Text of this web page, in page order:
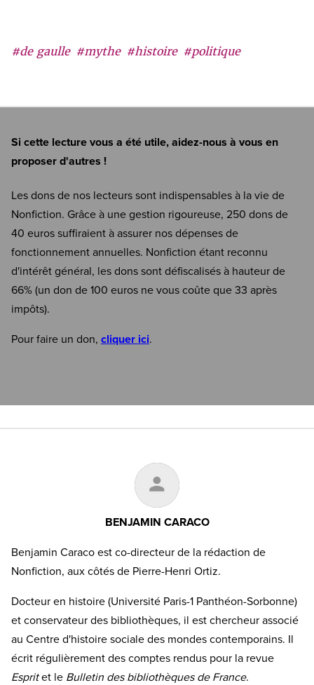
#de gaulle #mythe #histoire #politique
Si cette lecture vous a été utile, aidez-nous à vous en
proposer d'autres !
Les dons de nos lecteurs sont indispensables à la vie de
Nonfiction. Grâce à une gestion rigoureuse, 250 dons de
40 euros suffiraient à assurer nos dépenses de
fonctionnement annuelles. Nonfiction étant reconnu
d'intérêt général, les dons sont défiscalisés à hauteur de
66% (un don de 100 euros ne vous coûte que 33 après
impôts).
Pour faire un don, cliquer ici.
BENJAMIN CARACO
Benjamin Caraco est co-directeur de la rédaction de
Nonfiction, aux côtés de Pierre-Henri Ortiz.
Docteur en histoire (Université Paris-1 Panthéon-Sorbonne)
et conservateur des bibliothèques, il est chercheur associé
au Centre d'histoire sociale des mondes contemporains. Il
écrit régulièrement des comptes rendus pour la revue
Espritet le Bulletin des bibliothèques de France.